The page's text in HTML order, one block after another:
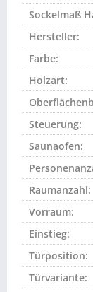
Sockelmaß
Hersteller:
Farbe:
Holzart:
Steuerung:
Saunaofen:
Raumanzahl:
Vorraum:
Einstieg:
Türposition:
Türvariante: